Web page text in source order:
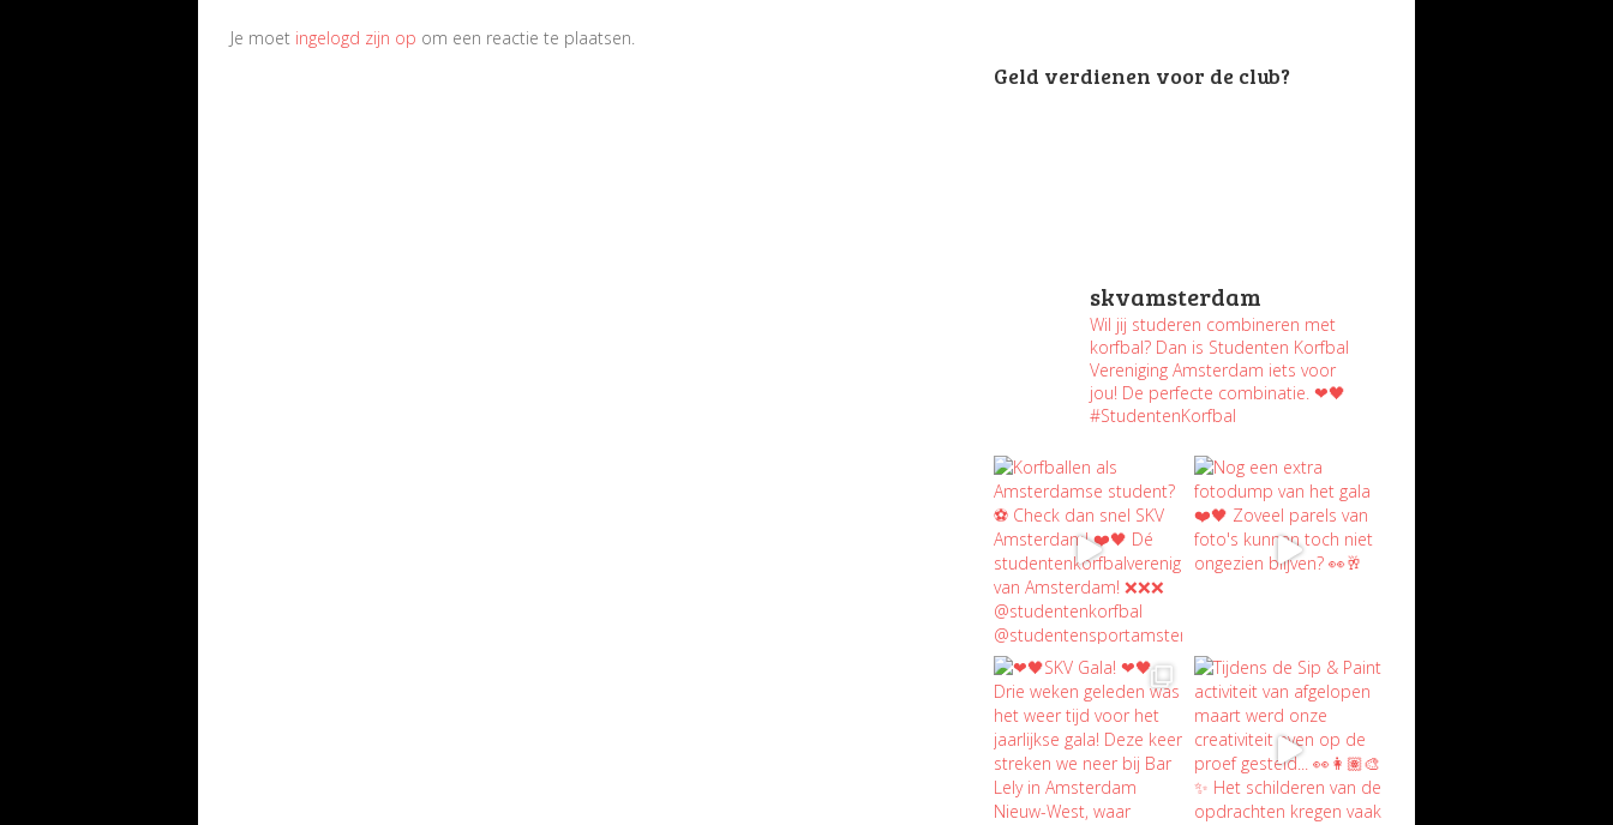
Je moet ingelogd zijn op om een reactie te plaatsen.
Geld verdienen voor de club?
skvamsterdam
Wil jij studeren combineren met
korfbal? Dan is Studenten Korfbal
Vereniging Amsterdam iets voor
jou! De perfecte combinatie. ❤🖤
#StudentenKorfbal